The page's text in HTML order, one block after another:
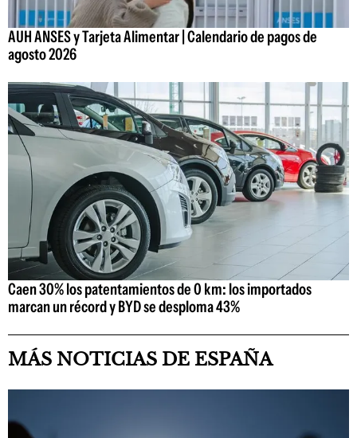
AUH ANSES y Tarjeta Alimentar | Calendario de pagos de
agosto 2026
Caen 30% los patentamientos de 0 km: los importados
marcan un récord y BYD se desploma 43%
MÁS NOTICIAS DE ESPAÑA